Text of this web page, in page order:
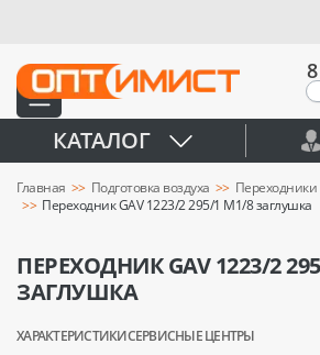
КАТАЛОГ
Главная Подготовка воздуха
Переходники
Переходник GAV 1223/2 295/1 М1/8 заглушка
ПЕРЕХОДНИК GAV 1223/2
ЗАГЛУШКА
ХАРАКТЕРИСТИКИСЕРВИСНЫЕ ЦЕНТРЫ